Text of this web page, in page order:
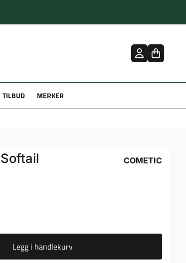
TILBUD MERKER
COMETIC
Legg i handlekurv